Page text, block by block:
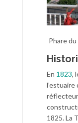
Phare
En 1823,
1825. La